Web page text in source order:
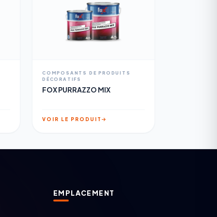
COMPOSANTS DE PRODUITS
DÉCORATIFS
FOX PURRAZZO MIX
VOIR LE PRODUIT
EMPLACEMENT